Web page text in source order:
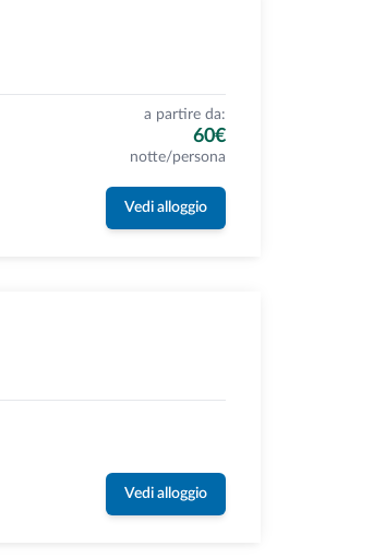
a partire da:
60€
notte/persona
Vedi alloggio
Vedi alloggio